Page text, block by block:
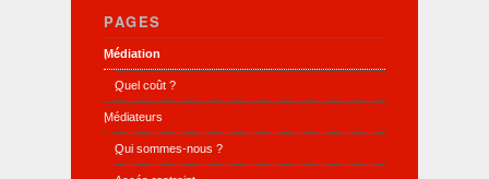
PAGES
Médiation
Quel coût ?
Médiateurs
Qui sommes-nous ?